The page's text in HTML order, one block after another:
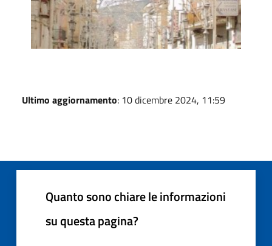
Ultimo aggiornamento: 10 dicembre 2024, 11:59
Quanto sono chiare le informazioni
su questa pagina?